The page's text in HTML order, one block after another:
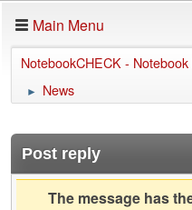
Forum
Impressum
Main Menu
NotebookCHECK -
► News
Post reply
The message has